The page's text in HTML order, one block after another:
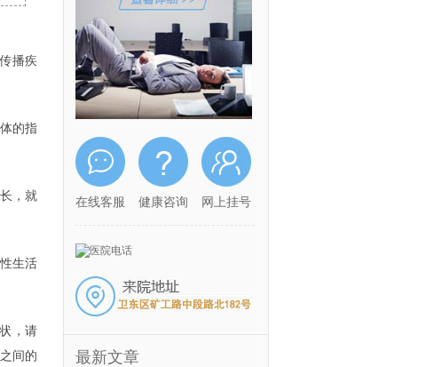
播疾
的指
，就
生活
，请
间的
在线客服 健康咨询 网上挂号
最新文章